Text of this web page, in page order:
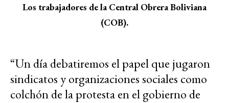
Los trabajadores de la Central Obrera Boliviana
(COB).
“Un día debatiremos el papel que jugaron
sindicatos y organizaciones sociales como
colchón de la protesta en el gobierno de